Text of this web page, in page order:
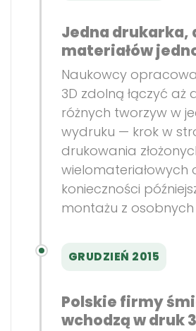
Jedna drukarka,
materiałów
Naukowcy
3D zdolną łączyć aż
różnych tworzyw w
wydruku — krok w
drukowania
wielomateriałowych
konieczności
montażu z osobnych
GRUDZIEŃ 2015
Polskie firmy
wchodzą w druk